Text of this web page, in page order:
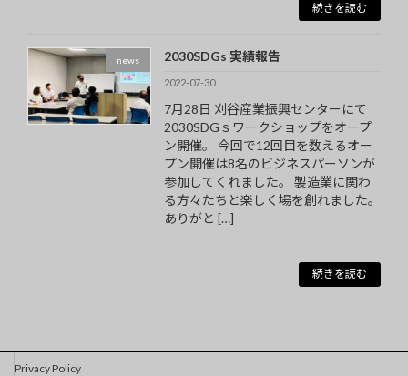
続きを読む
news 2030SDGs 実績報告
2022-07-30
7月28日 刈谷産業振興センターにて
2030SDGｓワークショップをオープ
ン開催。 今回で12回目を数えるオー
プン開催は8名のビジネスパーソンが
参加してくれました。 製造業に関わ
る方々たちと楽しく場を創れました。
ありがと […]
続きを読む
Privacy Policy